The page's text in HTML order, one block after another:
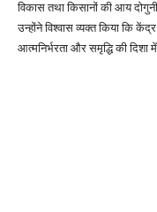
विकास तथा किसानों की आय
उन्होंने विश्वास व्यक्त किया कि
आत्मनिर्भरता और समृद्धि की दिशा